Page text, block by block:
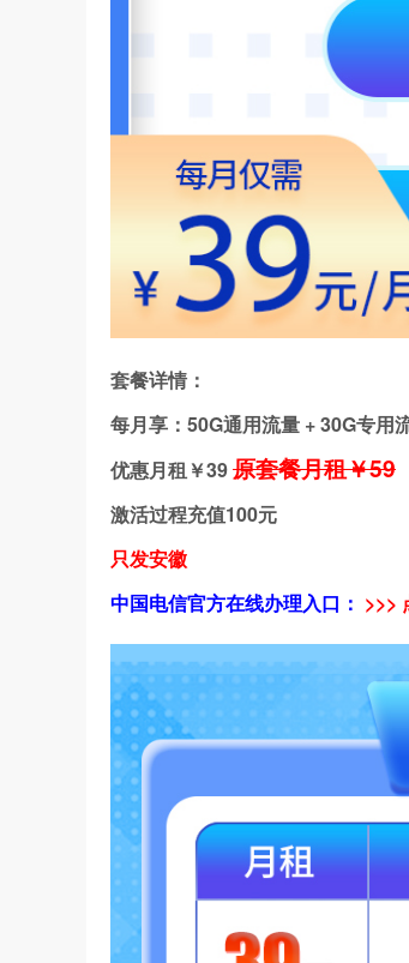
套餐详情：
每月享：50G通用流量 + 30G专用
优惠月租￥39原套餐月租￥59
激活过程充值100元
只发安徽
中国电信官方在线办理入口： >>>